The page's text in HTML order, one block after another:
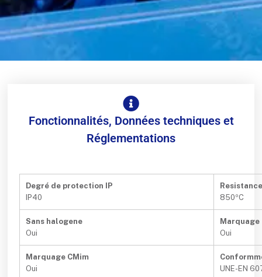
Fonctionnalités, Données techniques et
Réglementations
Degré de protection IP
IP40
850ºC
Sans halogene
Oui
Marquage
Oui
Marquage CMim
Oui
UNE-EN